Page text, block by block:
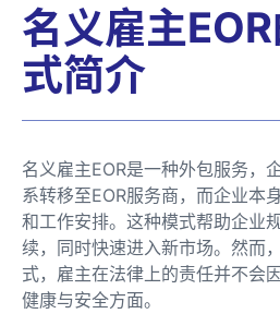
名义雇主
式简介
名义雇主EOR是一种外包服务，
系转移至EOR服务商，而企业本
和工作安排。这种模式帮助企业
续，同时快速进入新市场。然而
式，雇主在法律上的责任并不会
健康与安全方面。